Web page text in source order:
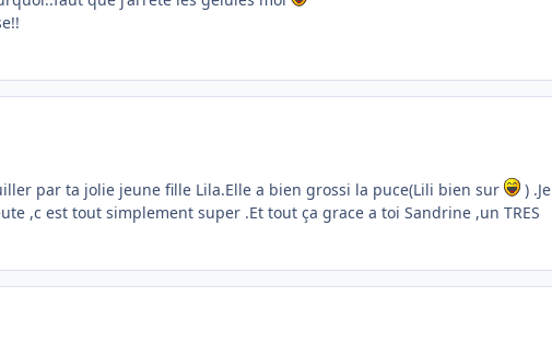
par ta jolie jeune fille Lila.Elle a bien grossi la puce(Lili bien sur
)
,c est tout simplement super .Et tout ça grace a toi Sandrine ,un TRES